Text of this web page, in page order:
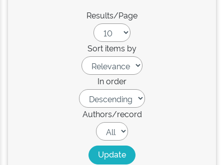
Results/Page
Sort items by
In order
Authors/record